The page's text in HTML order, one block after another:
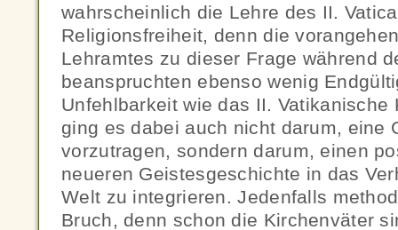
wahrscheinlich die Lehre des II.
Religionsfreiheit, denn die
Lehramtes zu dieser Frage während
beanspruchten ebenso wenig
Unfehlbarkeit wie das II. Vatikanische
ging es dabei auch nicht darum, eine
vorzutragen, sondern darum, einen
neueren Geistesgeschichte in das
Welt zu integrieren. Jedenfalls
Bruch, denn schon die Kirchenväter